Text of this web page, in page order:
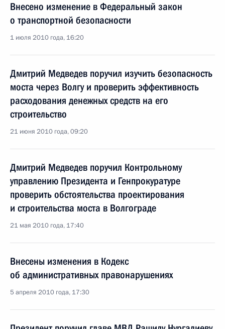
Внесено изменение в Федеральный закон
о транспортной безопасности
1 июля 2010 года, 16:20
Дмитрий Медведев поручил изучить безопасность
моста через Волгу и проверить эффективность
расходования денежных средств на его
строительство
21 июня 2010 года, 09:20
Дмитрий Медведев поручил Контрольному
управлению Президента и Генпрокуратуре
проверить обстоятельства проектирования
и строительства моста в Волгограде
21 мая 2010 года, 17:40
Внесены изменения в Кодекс
об административных правонарушениях
5 апреля 2010 года, 17:30